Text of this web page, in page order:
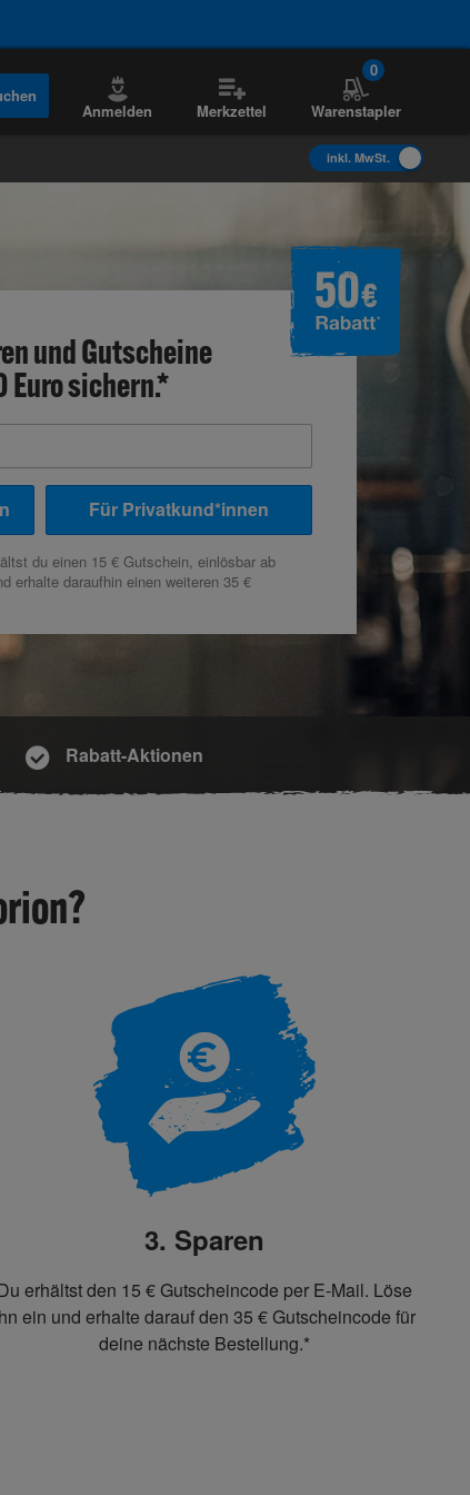
Anmelden Merkzettel
0
Warenstapler
inkl. MwSt.
Rabatt-Aktionen
und Gutscheine
Euro sichern.*
Für Privatkund*innen
du einen 15 € Gutschein, einlösbar ab
erhalte da­r­auf­hin einen weiteren 35 €
3. Sparen
erhältst den 15 € Gutscheincode per E-Mail. Löse
ein und erhalte darauf den 35 € Gutscheincode für
deine nächste Bestellung.*